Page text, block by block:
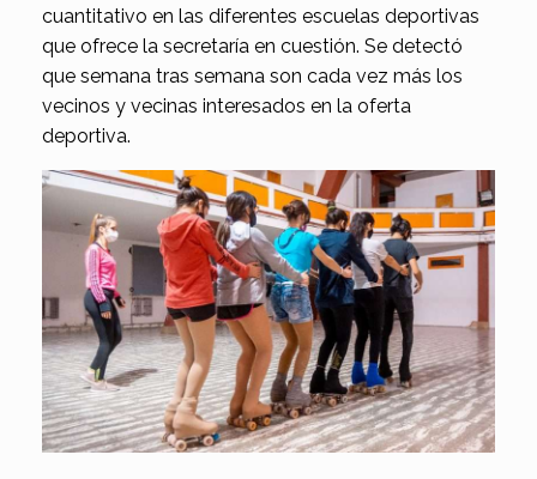
cuantitativo en las diferentes escuelas deportivas
que ofrece la secretaría en cuestión. Se detectó
que semana tras semana son cada vez más los
vecinos y vecinas interesados en la oferta
deportiva.